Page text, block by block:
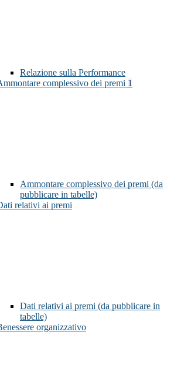
Relazione sulla Performance
complessivo dei premi 1
Ammontare complessivo dei premi (da
pubblicare in tabelle)
relativi ai premi
Dati relativi ai premi (da pubblicare in
tabelle)
organizzativo